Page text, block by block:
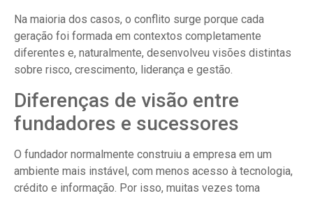
Na maioria dos casos, o conflito surge porque cada
geração foi formada em contextos completamente
diferentes e, naturalmente, desenvolveu visões distintas
sobre risco, crescimento, liderança e gestão.
Diferenças de visão entre
fundadores e sucessores
O fundador normalmente construiu a empresa em um
ambiente mais instável, com menos acesso à tecnologia,
crédito e informação. Por isso, muitas vezes toma